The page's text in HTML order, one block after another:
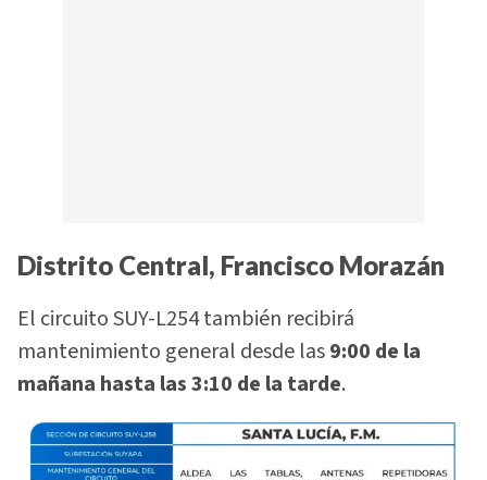
Distrito Central, Francisco Morazán
El circuito SUY-L254 también recibirá
mantenimiento general desde las9:00 de la
mañana hasta las 3:10 de la tarde.